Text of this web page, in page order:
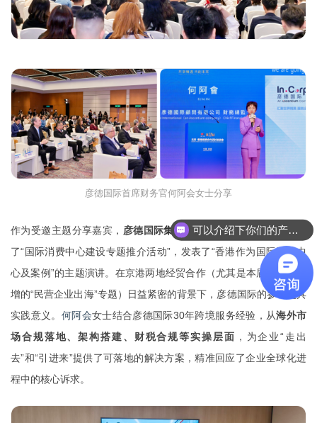
彦德国际首席财务官何阿会女士分享
作为受邀主题分享嘉宾， 彦德国际集团首席财务官何阿会女士出席
了“国际消费中心建设专题推介活动”，发表了“香港作为国际消费中
心及案例”的主题演讲。在京港两地经贸合作（尤其是本届洽谈会新
增的“民营企业出海”专题）日益紧密的背景下，彦德国际的参与更具
实践意义。 何阿会女士结合彦德国际30年跨境服务经验，从海外市
场合规落地、架构搭建、财税合规等实操层面 ，为企业“走出
去”和“引进来”提供了可落地的解决方案，精准回应了企业全球化进
程中的核心诉求。
可以介绍下你们的产品么